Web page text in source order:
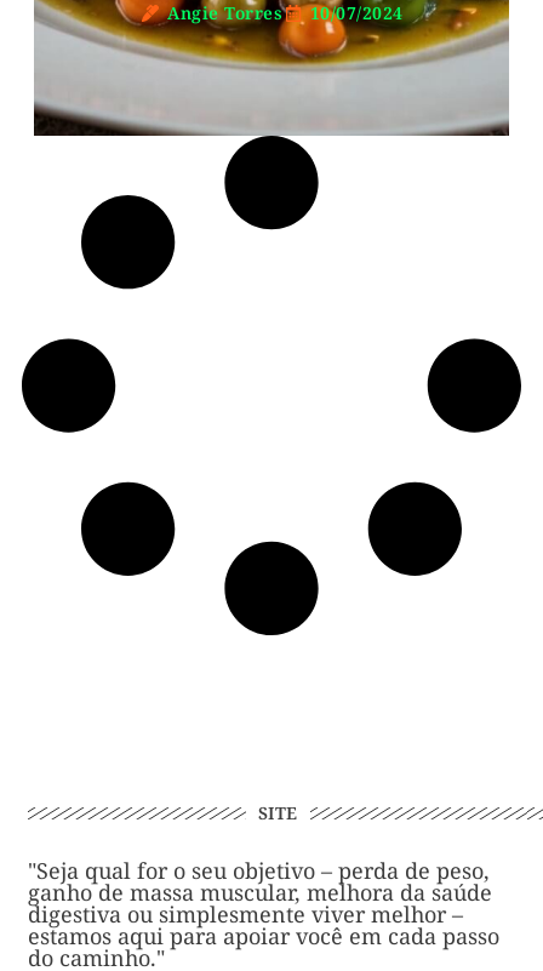
Angie Torres
10/07/2024
SITE
"Seja qual for o seu objetivo – perda de peso,
ganho de massa muscular, melhora da saúde
digestiva ou simplesmente viver melhor –
estamos aqui para apoiar você em cada passo
do caminho."